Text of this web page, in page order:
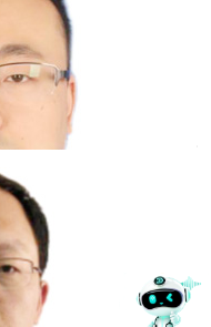
，目前乳腺增生多
水平增高有关，
条件、人际关系，
均可使人体内环境
功能，进而使激
水平增高，黄体酮
旧不全引起乳腺组
素：第一、动作
到拉伤而产生的
等处理。第二、动
位，引起的疼痛的